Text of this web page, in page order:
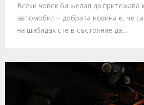
Всеки човек би желал да притежава
автомобил – добрата новина е, че
на шибидах сте в състояние да…